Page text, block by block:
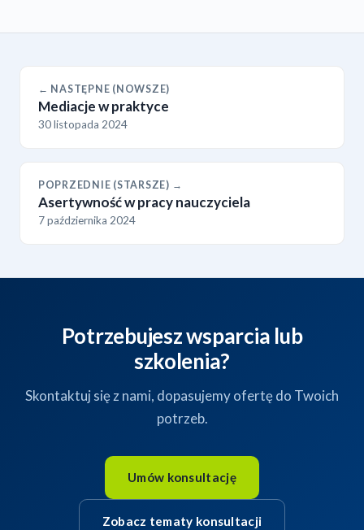
← NASTĘPNE (NOWSZE)
Mediacje w praktyce
30 listopada 2024
POPRZEDNIE (STARSZE) →
Asertywność w pracy nauczyciela
7 października 2024
Potrzebujesz wsparcia lub
szkolenia?
Skontaktuj się z nami, dopasujemy ofertę do Twoich
potrzeb.
Umów konsultację
Zobacz tematy konsultacji